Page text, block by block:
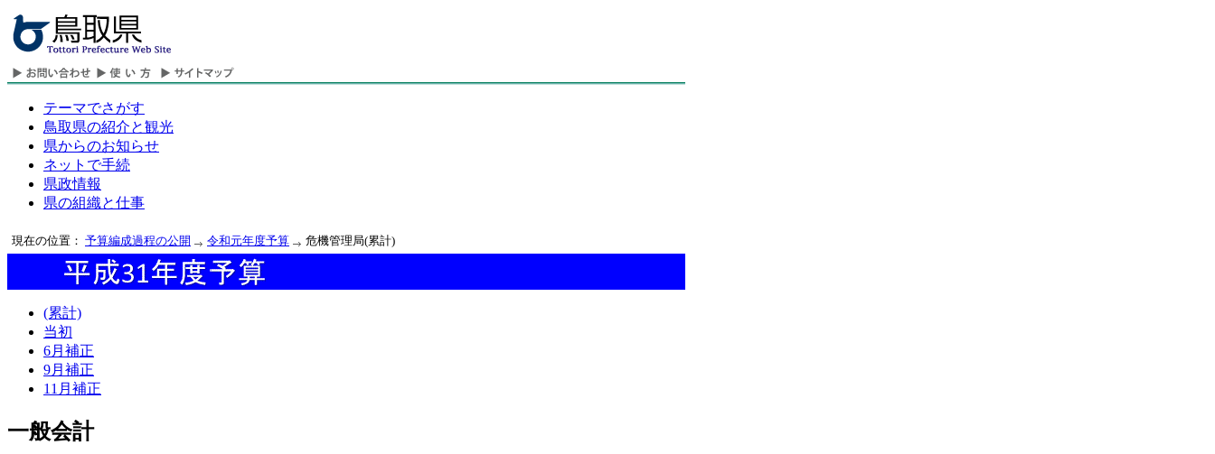
テーマでさがす
鳥取県の紹介と観光
県からのお知らせ
ネットで手続
県政情報
県の組織と仕事
現在の位置： 予算編成過程の公開 令和元年度予算 危機管理局(累計)
(累計)
当初
6月補正
9月補正
11月補正
一般会計